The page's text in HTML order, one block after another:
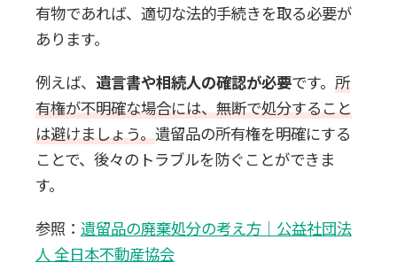
有物であれば、適切な法的手続きを取る必要が
あります。
例えば、 遺言書や相続人の確認が必要です。 所
有権が不明確な場合には、無断で処分すること
は避けましょう。遺留品の所有権を明確にする
ことで、後々のトラブルを防ぐことができま
す。
参照： 遺留品の廃棄処分の考え方｜公益社団法
人 全日本不動産協会